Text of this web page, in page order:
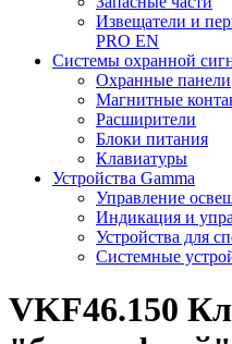
Извещатели и
PRO EN
Системы охранной
Охранные панели
Магнитные
Расширители
Блоки питания
Клавиатуры
Устройства Gamma
Управление
Индикация и
Устройства для
Системные
VKF46.150